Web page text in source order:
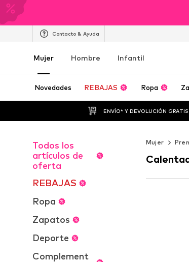
Contacto & Ayuda
Mujer Hombre Infantil
Novedades REBAJAS Ropa
ENVÍO* Y DEVOLUCIÓN GRATIS
Todos los
artículos de
oferta
REBAJAS
Ropa
Zapatos
Deporte
Complement
Mujer